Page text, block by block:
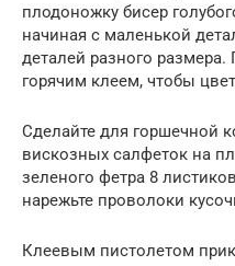
плодоножку бисер
начиная с маленькой
деталей разного размера.
горячим клеем, чтобы
Сделайте для горшечной
вискозных салфеток на
зеленого фетра 8
нарежьте проволоки
Клеевым пистолетом